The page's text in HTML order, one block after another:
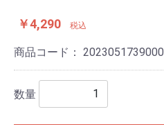
￥4,290 税込
商品コード： 2023051739000
数量